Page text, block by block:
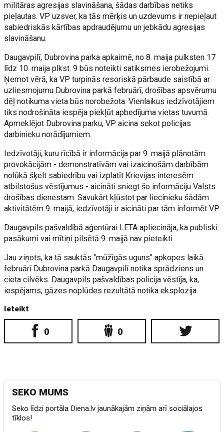
militāras agresijas slavināšana, šādas darbības netiks
pieļautas. VP uzsver, ka tās mērķis un uzdevums ir nepieļaut
sabiedriskās kārtības apdraudējumu un jebkādu agresijas
slavināšanu.
Daugavpilī, Dubrovina parka apkaimē, no 8. maija pulksten 17
līdz 10. maija plkst. 9 būs noteikti satiksmes ierobežojumi.
Ņemot vērā, ka VP turpinās resoriskā pārbaude saistībā ar
uzliesmojumu Dubrovina parkā februārī, drošības apsvērumu
dēļ notikuma vieta būs norobežota. Vienlaikus iedzīvotājiem
tiks nodrošināta iespēja piekļūt apbedījuma vietas tuvumā.
Apmeklējot Dubrovina parku, VP aicina sekot policijas
darbinieku norādījumiem.
Iedzīvotāji, kuru rīcībā ir informācija par 9. maijā plānotām
provokācijām - demonstratīvām vai izaicinošām darbībām
nolūkā šķelt sabiedrību vai izplatīt Krievijas interesēm
atbilstošus vēstījumus - aicināti sniegt šo informāciju Valsts
drošības dienestam. Savukārt kļūstot par liecinieku šādām
aktivitātēm 9. maijā, iedzīvotāji ir aicināti par tām informēt VP.
Daugavpils pašvaldībā aģentūrai LETA apliecināja, ka publiski
pasākumi vai mītiņi pilsētā 9. maijā nav pieteikti.
Jau ziņots, ka tā sauktās "mūžīgās uguns" apkopes laikā
februārī Dubrovina parkā Daugavpilī notika sprādziens un
cieta cilvēks. Daugavpils pašvaldības policija vēstīja, ka,
iespējams, gāzes noplūdes rezultātā notika eksplozija.
Ieteikt
0 0
SEKO MUMS
Seko līdzi portāla Diena.lv jaunākajām ziņām arī sociālajos
tīklos!